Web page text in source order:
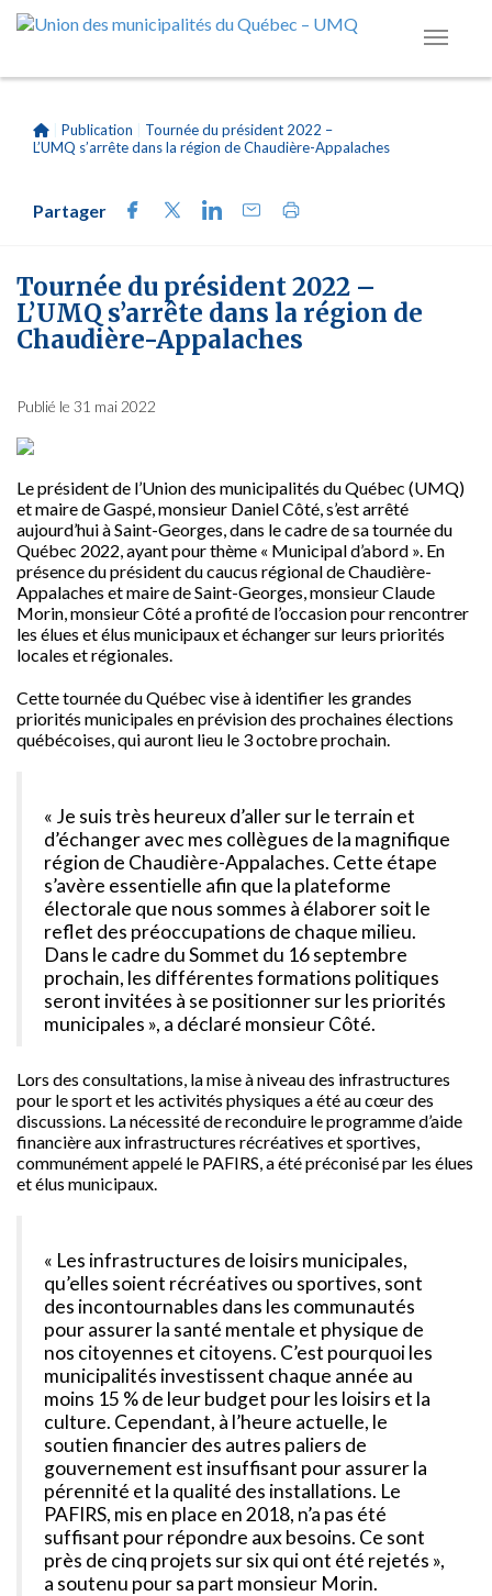
Publication
Tournée du président 2022 –
L’UMQ s’arrête dans la région de Chaudière-Appalaches
Partager
Tournée du président 2022 –
L’UMQ s’arrête dans la région de
Chaudière-Appalaches
Publié le 31 mai 2022
Le président de l’Union des municipalités du Québec (UMQ)
et maire de Gaspé, monsieur Daniel Côté, s’est arrêté
aujourd’hui à Saint-Georges, dans le cadre de sa tournée du
Québec 2022, ayant pour thème « Municipal d’abord ». En
présence du président du caucus régional de Chaudière-
Appalaches et maire de Saint-Georges, monsieur Claude
Morin, monsieur Côté a profité de l’occasion pour rencontrer
les élues et élus municipaux et échanger sur leurs priorités
locales et régionales.
Cette tournée du Québec vise à identifier les grandes
priorités municipales en prévision des prochaines élections
québécoises, qui auront lieu le 3 octobre prochain.
« Je suis très heureux d’aller sur le terrain et
d’échanger avec mes collègues de la magnifique
région de Chaudière-Appalaches. Cette étape
s’avère essentielle afin que la plateforme
électorale que nous sommes à élaborer soit le
reflet des préoccupations de chaque milieu.
Dans le cadre du Sommet du 16 septembre
prochain, les différentes formations politiques
seront invitées à se positionner sur les priorités
municipales », a déclaré monsieur Côté.
Lors des consultations, la mise à niveau des infrastructures
pour le sport et les activités physiques a été au cœur des
discussions. La nécessité de reconduire le programme d’aide
financière aux infrastructures récréatives et sportives,
communément appelé le PAFIRS, a été préconisé par les élues
et élus municipaux.
« Les infrastructures de loisirs municipales,
qu’elles soient récréatives ou sportives, sont
des incontournables dans les communautés
pour assurer la santé mentale et physique de
nos citoyennes et citoyens. C’est pourquoi les
municipalités investissent chaque année au
moins 15 % de leur budget pour les loisirs et la
culture. Cependant, à l’heure actuelle, le
soutien financier des autres paliers de
gouvernement est insuffisant pour assurer la
pérennité et la qualité des installations. Le
PAFIRS, mis en place en 2018, n’a pas été
suffisant pour répondre aux besoins. Ce sont
près de cinq projets sur six qui ont été rejetés »,
a soutenu pour sa part monsieur Morin.